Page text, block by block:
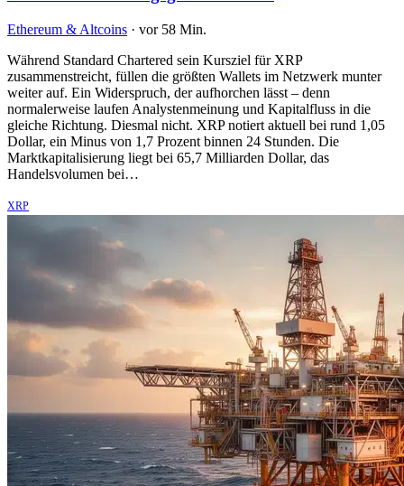
Ethereum & Altcoins · vor 58 Min.
Während Standard Chartered sein Kursziel für XRP
zusammenstreicht, füllen die größten Wallets im Netzwerk munter
weiter auf. Ein Widerspruch, der aufhorchen lässt – denn
normalerweise laufen Analystenmeinung und Kapitalfluss in die
gleiche Richtung. Diesmal nicht. XRP notiert aktuell bei rund 1,05
Dollar, ein Minus von 1,7 Prozent binnen 24 Stunden. Die
Marktkapitalisierung liegt bei 65,7 Milliarden Dollar, das
Handelsvolumen bei…
XRP